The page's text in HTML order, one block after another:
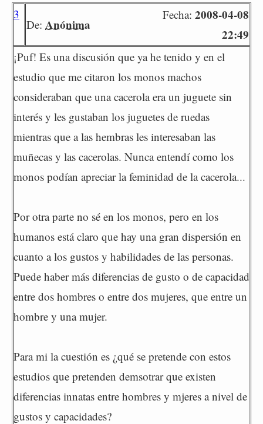
3
De: Anónima
Fecha: 2008-04-08
22:49
¡Puf! Es una discusión que ya he tenido y en el
estudio que me citaron los monos machos
consideraban que una cacerola era un juguete sin
interés y les gustaban los juguetes de ruedas
mientras que a las hembras les interesaban las
muñecas y las cacerolas. Nunca entendí como los
monos podían apreciar la feminidad de la cacerola...
Por otra parte no sé en los monos, pero en los
humanos está claro que hay una gran dispersión en
cuanto a los gustos y habilidades de las personas.
Puede haber más diferencias de gusto o de capacidad
entre dos hombres o entre dos mujeres, que entre un
hombre y una mujer.
Para mi la cuestión es ¿qué se pretende con estos
estudios que pretenden demsotrar que existen
diferencias innatas entre hombres y mjeres a nivel de
gustos y capacidades?